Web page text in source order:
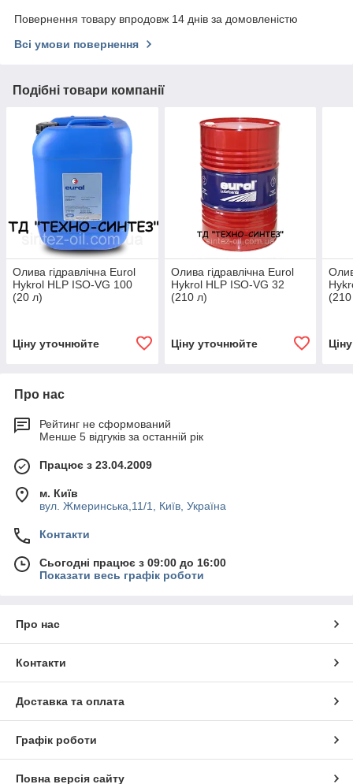
Повернення товару впродовж 14 днів за домовленістю
Всі умови повернення
Подібні товари компанії
Олива гідравлічна Eurol
Hykrol HLP ISO-VG 100
(20 л)
Ціну уточнюйте
Олива гідравлічна Eurol
Hykrol HLP ISO-VG 32
(210 л)
Ціну уточнюйте
Про нас
Рейтинг не сформований
Менше 5 відгуків за останній рік
Працює з 23.04.2009
м. Київ
вул. Жмеринська,11/1, Київ, Україна
Контакти
Сьогодні працює з 09:00 до 16:00
Показати весь графік роботи
Про нас
Контакти
Доставка та оплата
Графік роботи
Повна версія сайту